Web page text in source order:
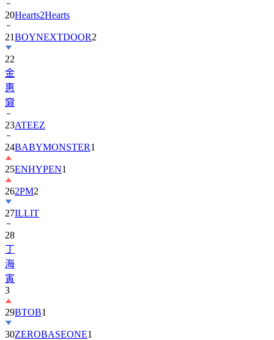
20Hearts2Hearts
21BOYNEXTDOOR2
22
金
惠
奫
23ATEEZ
24BABYMONSTER1
25ENHYPEN1
262PM2
27ILLIT
28
丁
海
寅
3
29BTOB1
30ZEROBASEONE1